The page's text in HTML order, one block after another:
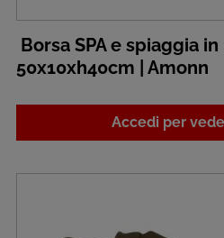
Borsa SPA e spiaggia
50x10xh40cm | Amonn
Accedi per